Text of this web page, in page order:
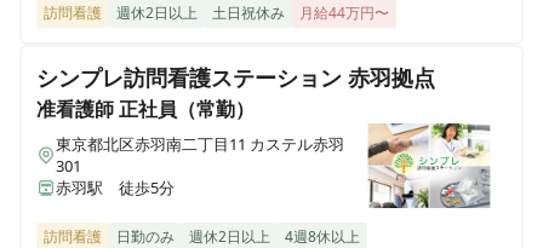
訪問看護 週休2日以上 土日祝休み 月給44万円〜
シンプレ訪問看護ステーション 赤羽拠点
准看護師正社員（常勤）
東京都北区赤羽南二丁目11 カステル赤羽
301
赤羽駅 徒歩5分
訪問看護 日勤のみ 週休2日以上
4週8休以上